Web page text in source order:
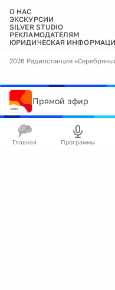
О НАС
ЭКСКУРСИИ
SILVER STUDIO
РЕКЛАМОДАТЕЛЯМ
ЮРИДИЧЕСКАЯ
2026 Радиостанция
Прямой эфир
Главная Программы